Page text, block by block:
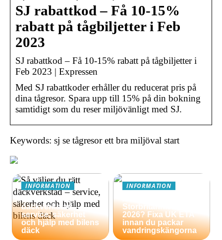
SJ rabattkod – Få 10-15%
rabatt på tågbiljetter i Feb
2023
SJ rabattkod – Få 10-15% rabatt på tågbiljetter i
Feb 2023 | Expressen
Med SJ rabattkoder erhåller du reducerat pris på
dina tågresor. Spara upp till 15% på din bokning
samtidigt som du reser miljövänligt med SJ.
Keywords: sj se tågresor ett bra miljöval start
INFORMATION
Så väljer du rätt
däckverkstad –
service, säkerhet
och hjälp med bilens
däck
INFORMATION
Storbritannien
2026? Fixa UK ETA
innan du packar
vandringskängorna